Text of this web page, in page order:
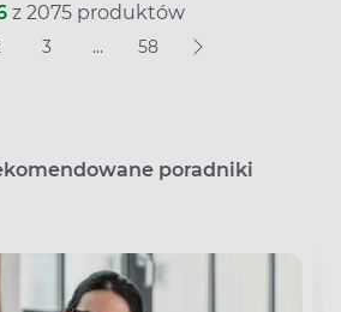
z 2075 produktów
3 ... 58
poradniki